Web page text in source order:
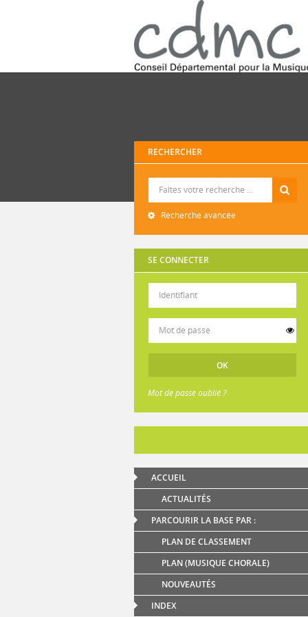
RECHERCHER
Recherche avancée
SE CONNECTER
Mot de passe oublié ?
ACCUEIL
ACTUALITÉS
PARCOURIR LA BASE PAR :
PLAN DE CLASSEMENT
PLAN (MUSIQUE CHORALE)
NOUVEAUTÉS
INDEX